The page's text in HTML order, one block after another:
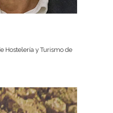
Hostelería y Turismo de